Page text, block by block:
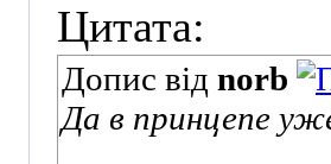
Цитата:
Допис від norb
Да в принцепе